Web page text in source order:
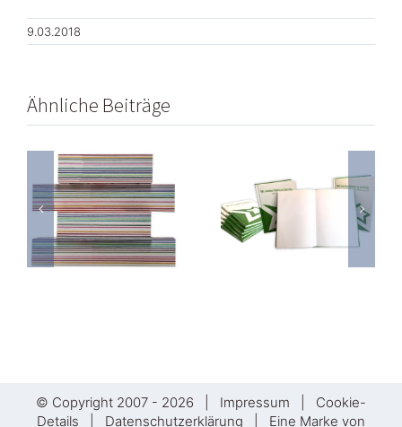
9.03.2018
Ähnliche Beiträge
NEU:
Notizbücher
bedruckt
mit Ihrem
Design oder
in versch.
Größen
bedruckt
© Copyright 2007 - 2026 | Impressum
Cookie-
Details
Datenschutzerklärung | Eine Marke von